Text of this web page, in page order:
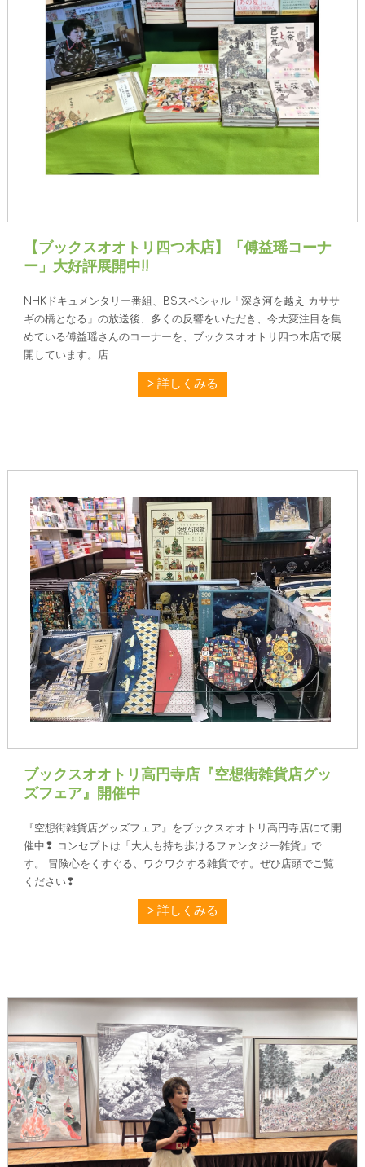
【ブックスオオトリ四つ木店】「傅益瑶コーナ
ー」大好評展開中!!
NHKドキュメンタリー番組、BSスペシャル「深き河を越え カササ
ギの橋となる」の放送後、多くの反響をいただき、今大変注目を集
めている傅益瑶さんのコーナーを、ブックスオオトリ四つ木店で展
開しています。店...
詳しくみる
ブックスオオトリ高円寺店『空想街雑貨店グッ
ズフェア』開催中
『空想街雑貨店グッズフェア』をブックスオオトリ高円寺店にて開
催中❢ コンセプトは「大人も持ち歩けるファンタジー雑貨」で
す。 冒険心をくすぐる、ワクワクする雑貨です。ぜひ店頭でご覧
ください❢
詳しくみる